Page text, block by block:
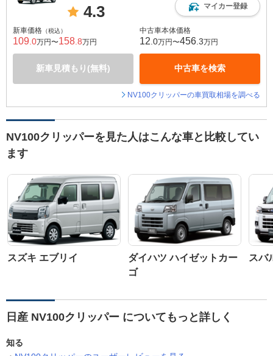
4.3 マイカー登録
新車価格 （税込）
109 .0万円〜158 .8万円
新車見積もり(無料)
中古車本体価格
12 .0万円〜456 .3万円
中古車を検索
NV100クリッパーの車買取相場を調べる
NV100クリッパーを見た人はこんな車と比較してい
ます
スズキ エブリイ
ダイハツ ハイゼットカー
ゴ
スバ
日産 NV100クリッパー についてもっと詳しく
知る